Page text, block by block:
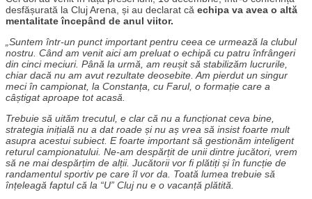
desfășurată la Cluj Arena, și au declarat că echipa va avea o altă
mentalitate începând de anul viitor.
„Suntem într-un punct important pentru ceea ce urmează la clubul
nostru. Când am venit aici am preluat o echipă cu patru înfrângeri
din cinci meciuri. Până la urmă, am reușit să stabilizăm lucrurile,
chiar dacă nu am avut rezultate deosebite. Am pierdut un singur
meci în campionat, la Constanța, cu Farul, o formație care a
câștigat aproape tot acasă.
Trebuie să uităm trecutul, e clar că nu a funcționat ceva bine,
strategia inițială nu a dat roade și nu aș vrea să insist foarte mult
asupra acestui subiect. E foarte important să gestionăm inteligent
returul campionatului. Ne-am despărțit de unii dintre jucători, vrem
să ne mai despărțim de alții. Jucătorii vor fi plătiți și în funcție de
randamentul sportiv pe care îl vor da. Toată lumea trebuie să
înțeleagă faptul că la “U” Cluj nu e o vacanță plătită.